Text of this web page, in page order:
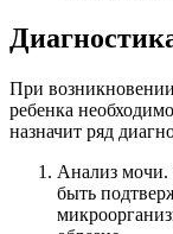
При
ребенка
назначит ряд
Анализ мочи.
быть